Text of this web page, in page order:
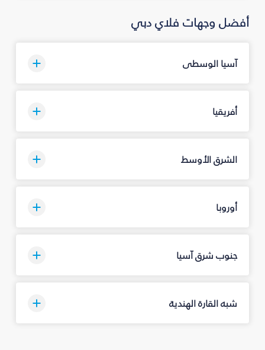
أفضل وجهات فلاي دبي
آسيا الوسطى
أفريقيا
الشرق الأوسط
أوروبا
جنوب شرق آسيا
شبه القارة الهندية